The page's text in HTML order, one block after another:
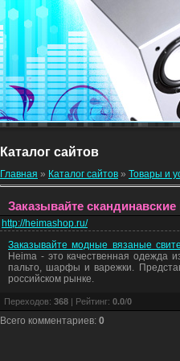
Каталог сайтов
Главная » Каталог сайтов » Товары и
Заказывайте
http://heimashop.ru/
Заказывайте модные вязаные
Heima - это качественная одежда
пальто, шарфы и варежки.
российском рынке.
Переходов: 368 | Рейтинг: 0.0/0
Всего комментариев: 0